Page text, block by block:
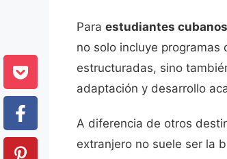
Para estudiantes cubanos
no solo incluye
estructuradas, sino
adaptación y desarrollo
A diferencia de otros
extranjero no suele ser la